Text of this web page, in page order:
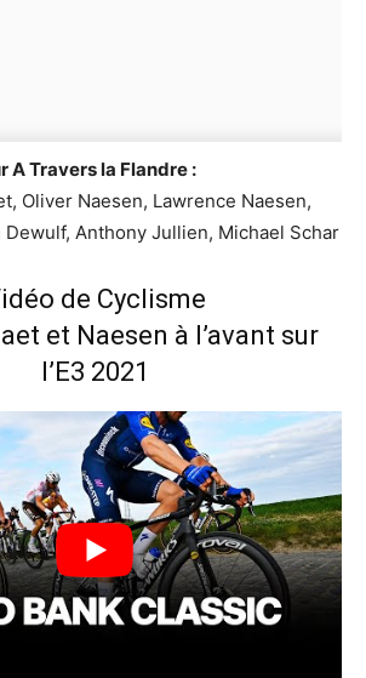
A Travers la Flandre :
Oliver Naesen, Lawrence Naesen,
Dewulf, Anthony Jullien, Michael Schar
de Cyclisme
et Naesen à l’avant sur
l’E3 2021